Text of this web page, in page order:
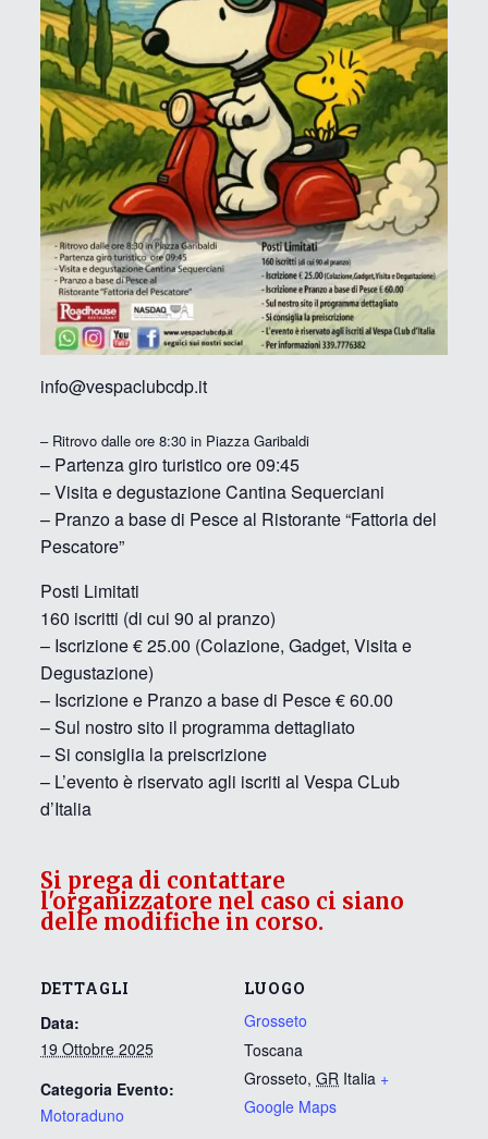
info@vespaclubcdp.it
– Ritrovo dalle ore 8:30 in Piazza Garibaldi
– Partenza giro turistico ore 09:45
– Visita e degustazione Cantina Sequerciani
– Pranzo a base di Pesce al Ristorante “Fattoria del
Pescatore”
Posti Limitati
160 iscritti (di cui 90 al pranzo)
– Iscrizione € 25.00 (Colazione, Gadget, Visita e
Degustazione)
– Iscrizione e Pranzo a base di Pesce € 60.00
– Sul nostro sito il programma dettagliato
– Si consiglia la preiscrizione
– L’evento è riservato agli iscriti al Vespa CLub
d’Italia
DETTAGLI
Data:
19 Ottobre 2025
Categoria Evento:
Motoraduno
LUOGO
Grosseto
Toscana
Grosseto, GR Italia +
Google Maps
Si prega di contattare
l'organizzatore nel caso ci siano
delle modifiche in corso.